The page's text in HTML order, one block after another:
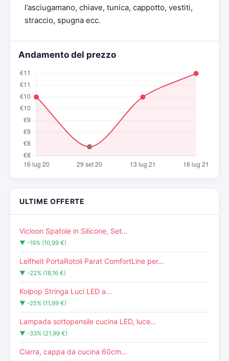
l’asciugamano, chiave, tunica, cappotto, vestiti,
straccio, spugna ecc.
Andamento del prezzo
ULTIME OFFERTE
Vicloon Spatole in Silicone, Set…
▼ -19% (10,99 €)
Leifheit PortaRotoli Parat ComfortLine per…
▼ -22% (18,16 €)
Kolpop Stringa Luci LED a…
▼ -25% (11,99 €)
Lampada sottopensile cucina LED, luce…
▼ -33% (21,99 €)
Ciarra, cappa da cucina 60cm…